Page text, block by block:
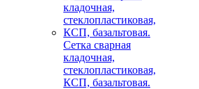
Сетка сварная
кладочная,
стеклопластиковая,
КСП, базальтовая.